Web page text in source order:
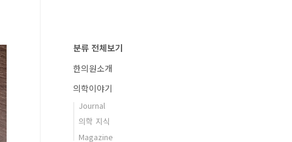
분류 전체보기
한의원소개
의학이야기
Journal
의학 지식
Magazine